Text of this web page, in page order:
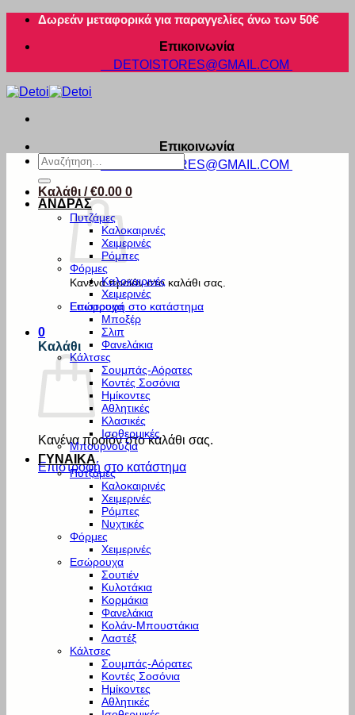
Μετάβαση
περιεχόμενο
Δωρεάν μεταφορικά για παραγγελίες άνω των 50€
Επικοινωνία
DETOISTORES@GMAIL.COM
Επικοινωνία
DETOISTORES@GMAIL.COM
Καλάθι /€0.00 0
Κανένα προϊόν στο καλάθι σας.
Επιστροφή στο κατάστημα
0
Καλάθι
Κανένα προϊόν στο καλάθι σας.
Επιστροφή στο κατάστημα
Αναζήτηση
για:
ΑΝΔΡΑΣ
Πυτζάμες
Καλοκαιρινές
Χειμερινές
Ρόμπες
Φόρμες
Καλοκαιρινές
Χειμερινές
Εσώρουχα
Μποξέρ
Σλιπ
Φανελάκια
Κάλτσες
Σουμπάς-Αόρατες
Κοντές Σοσόνια
Ημίκοντες
Αθλητικές
Κλασικές
Ισοθερμικές
Μπουρνούζια
ΓΥΝΑΙΚΑ
Πυτζάμες
Καλοκαιρινές
Χειμερινές
Ρόμπες
Νυχτικές
Φόρμες
Χειμερινές
Εσώρουχα
Σουτιέν
Κυλοτάκια
Κορμάκια
Φανελάκια
Κολάν-Μπουστάκια
Λαστέξ
Κάλτσες
Σουμπάς-Αόρατες
Κοντές Σοσόνια
Ημίκοντες
Αθλητικές